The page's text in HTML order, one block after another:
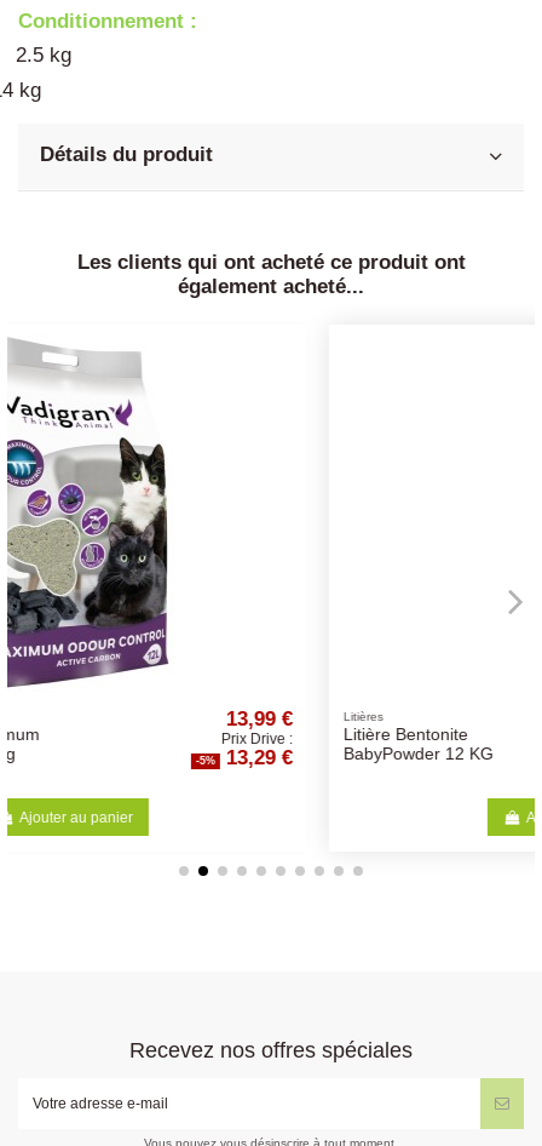
Conditionnement :
2.5 kg
kg
Détails du produit
Les clients qui ont acheté ce produit ont
également acheté...
:
€
BabyPowder 12 KG
Prix Drive :
-5% 10,99 €
Recevez nos offres spéciales
Vous pouvez vous désinscrire à tout moment.